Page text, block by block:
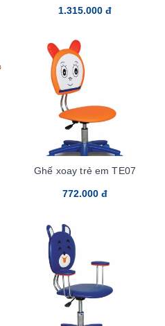
1.315.000 đ
Ghế xoay trẻ em TE07
772.000 đ